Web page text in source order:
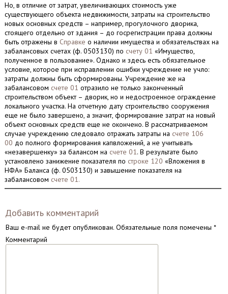
Но, в отличие от затрат, увеличивающих стоимость уже
существующего объекта недвижимости, затраты на строительство
новых основных средств – например, прогулочного дворика,
стоящего отдельно от здания – до госрегистрации права должны
быть отражены в Справке о наличии имущества и обязательствах на
забалансовых счетах (ф. 0503130) по счету 01 «Имущество,
полученное в пользование». Однако и здесь есть обязательное
условие, которое при исправлении ошибки учреждение не учло:
затраты должны быть сформированы. Учреждение же на
забалансовом счете 01 отразило не только законченный
строительством объект – дворик, но и недостроенное ограждение
локального участка. На отчетную дату строительство сооружения
еще не было завершено, а значит, формирование затрат на новый
объект основных средств еще не окончено. В рассматриваемом
случае учреждению следовало отражать затраты на счете 106
00 до полного формирования капвложений, а не учитывать
«незавершенку» за балансом на счете 01. В результате было
установлено занижение показателя по строке 120 «Вложения в
НФА» Баланса (ф. 0503130) и завышение показателя на
забалансовом счете 01.
Добавить комментарий
Ваш e-mail не будет опубликован.Обязательные поля помечены *
Комментарий